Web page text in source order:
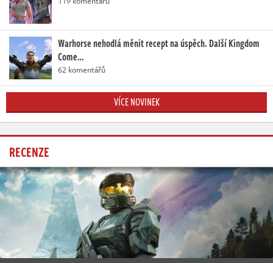
Warhorse nehodlá měnit recept na úspěch. Další Kingdom
Come…
62 komentářů
VÍCE NOVINEK
RECENZE